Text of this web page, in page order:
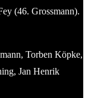
(46. Grossmann).
Torben Köpke,
Jan Henrik